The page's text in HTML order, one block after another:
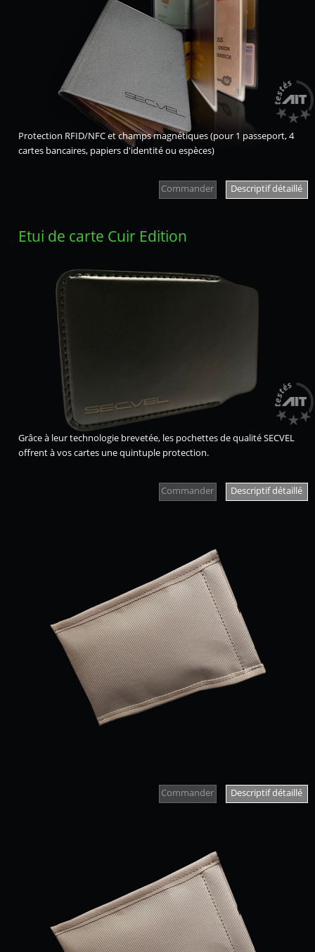
Protection RFID/NFC et champs magnétiques (pour 1 passeport, 4
cartes bancaires, papiers d'identité ou espèces)
Commander Descriptif détaillé
Etui de carte Cuir Edition
Grâce à leur technologie brevetée, les pochettes de qualité SECVEL
offrent à vos cartes une quintuple protection.
Commander Descriptif détaillé
Commander Descriptif détaillé